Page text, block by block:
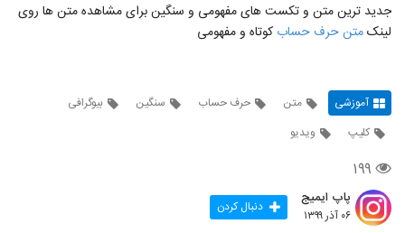
جدید ترین متن و تکست های مفهومی و سنگین برای مشاهده متن ها روی
لینکمتن حرف حساب کوتاه و مفهومی
آموزشی متن حرف حساب سنگین
بیوگرافی
کلیپ
ویدیو
۱۹۹
پاپ ایمیج
۰۶ آذر ۱۳۹۹ دنبال کردن